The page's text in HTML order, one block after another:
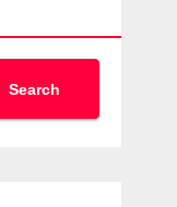
Search